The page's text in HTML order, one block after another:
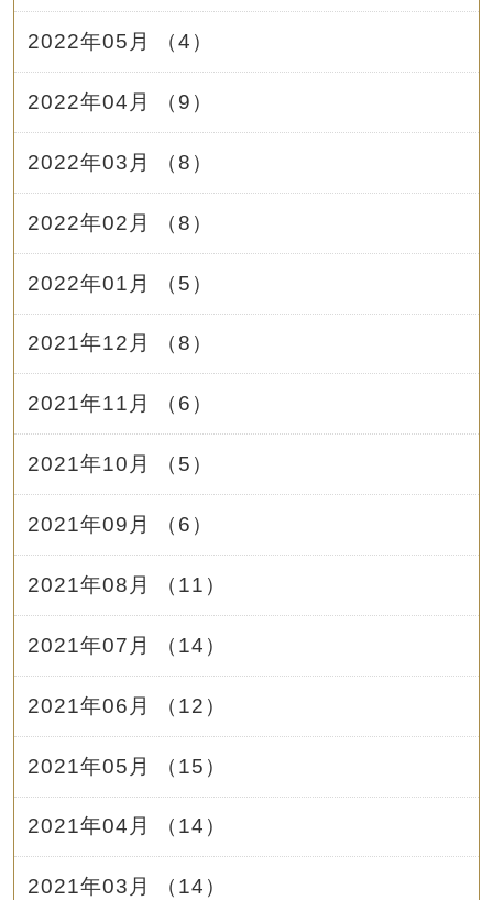
2022年05月 （4）
2022年04月 （9）
2022年03月 （8）
2022年02月 （8）
2022年01月 （5）
2021年12月 （8）
2021年11月 （6）
2021年10月 （5）
2021年09月 （6）
2021年08月 （11）
2021年07月 （14）
2021年06月 （12）
2021年05月 （15）
2021年04月 （14）
2021年03月 （14）